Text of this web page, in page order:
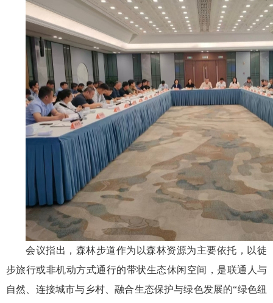
会议指出，森林步道作为以森林资源为主要依托，以徒
步旅行或非机动方式通行的带状生态休闲空间，是联通人与
自然、连接城市与乡村、融合生态保护与绿色发展的“绿色纽